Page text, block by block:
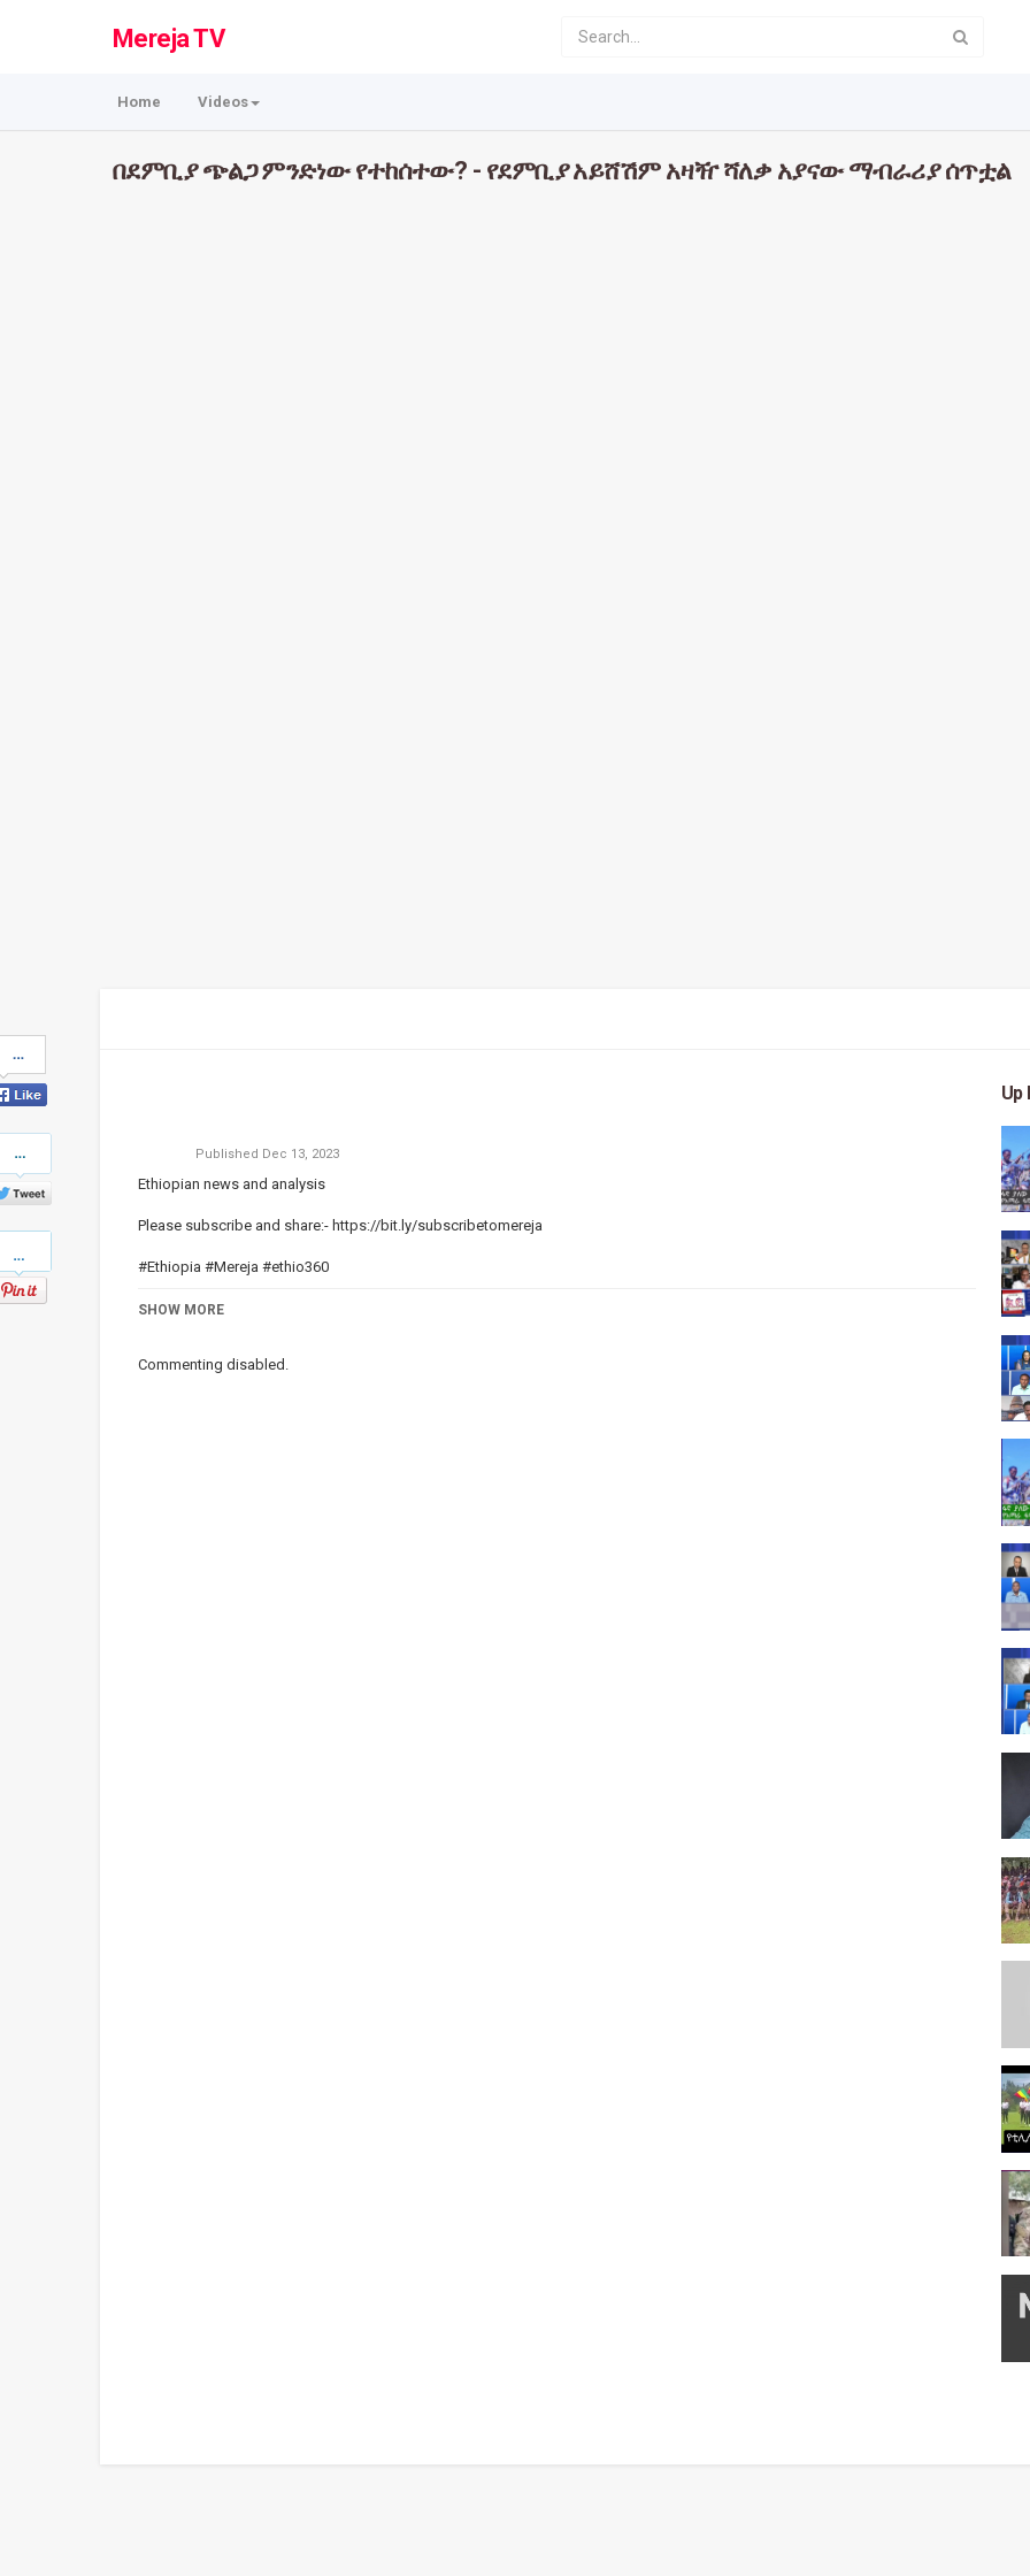
Mereja TV
Home Videos
በደምቢያ ጭልጋ ምንድነው የተከሰተው? - የደምቢያ አይሸሽም አዛዥ ሻለቃ አያናው ማብራሪያ ሰጥቷል
on
Facebook
on
Twitter
Published Dec 13, 2023
Ethiopian news and analysis
Please subscribe and share:- https://bit.ly/subscribetomereja
#Ethiopia #Mereja #ethio360
Category
SHOW MORE
Commenting disabled.
Up